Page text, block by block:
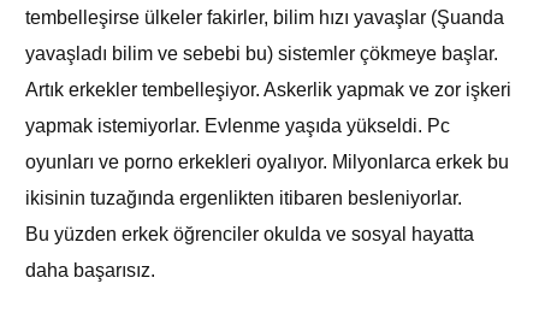
tembelleşirse ülkeler fakirler, bilim hızı yavaşlar (Şuanda
yavaşladı bilim ve sebebi bu) sistemler çökmeye başlar.
Artık erkekler tembelleşiyor. Askerlik yapmak ve zor işkeri
yapmak istemiyorlar. Evlenme yaşıda yükseldi. Pc
oyunları ve porno erkekleri oyalıyor. Milyonlarca erkek bu
ikisinin tuzağında ergenlikten itibaren besleniyorlar.
Bu yüzden erkek öğrenciler okulda ve sosyal hayatta
daha başarısız.